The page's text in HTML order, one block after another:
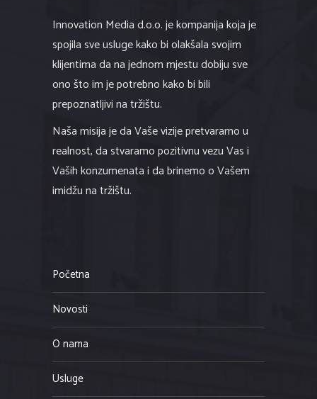
Innovation Media d.o.o. je kompanija koja je
spojila sve usluge kako bi olakšala svojim
klijentima da na jednom mjestu dobiju sve
ono što im je potrebno kako bi bili
prepoznatljivi na tržištu.
Naša misija je da Vaše vizije pretvaramo u
realnost, da stvaramo pozitivnu vezu Vas i
Vaših konzumenata i da brinemo o Vašem
imidžu na tržištu.
Početna
Novosti
O nama
Usluge